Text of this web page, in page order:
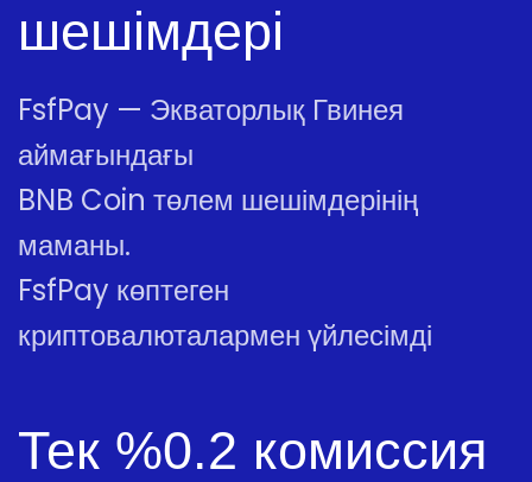
шешімдері
FsfPay — Экваторлық Гвинея
аймағындағы
BNB Coin төлем шешімдерінің
маманы.
FsfPay көптеген
криптовалюталармен үйлесімді
Тек %0.2 комиссия